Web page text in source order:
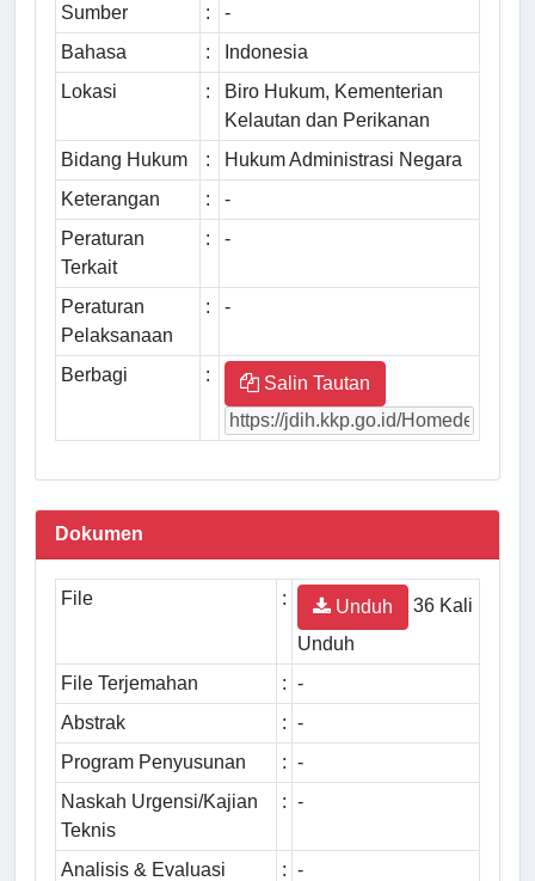
Sumber :
-
Bahasa
:
Indonesia
Lokasi
:
Biro Hukum, Kementerian
Kelautan dan Perikanan
Bidang Hukum
:
Hukum Administrasi Negara
Keterangan
:
-
Peraturan
Terkait
: -
Peraturan
Pelaksanaan
: -
Berbagi : Salin Tautan
Dokumen
File : Unduh
36 Kali
Unduh
File Terjemahan
: -
Abstrak
: -
Program Penyusunan
: -
Naskah Urgensi/Kajian
Teknis
: -
Analisis & Evaluasi : -